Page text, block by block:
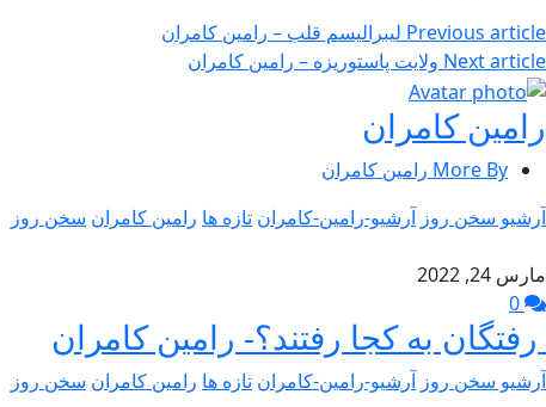
Previous article لیبرالیسم قلب – رامین کامران
Next article ولایت پاستوریزه – رامین كامران
رامین کامران
More By رامین کامران
آرشیو سخن روز آرشیو-رامین-کامران تازه ها رامین کامران سخن روز
مارس 24, 2022
رفتگان به کجا رفتند؟- رامین کامران
آرشیو سخن روز آرشیو-رامین-کامران تازه ها رامین کامران سخن روز